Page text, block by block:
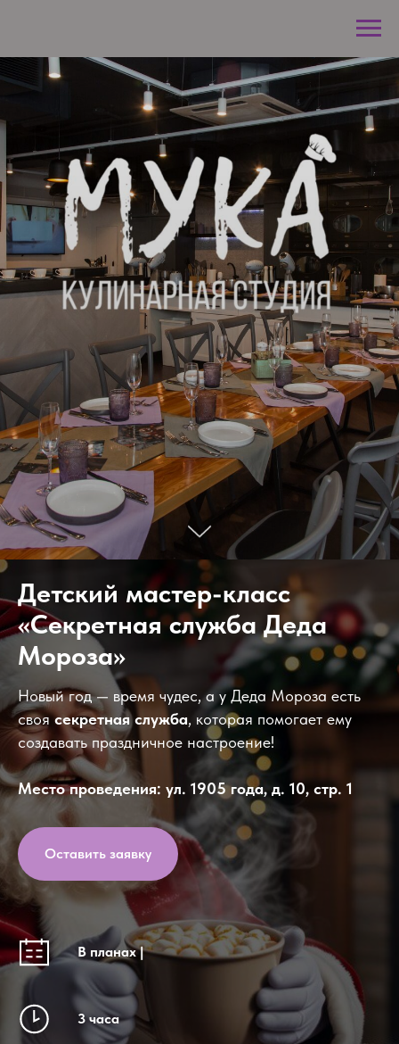
Детский мастер-класс
«Секретная служба Деда
Мороза»
Новый год — время чудес, а у Деда Мороза есть
своясекретная служба, которая помогает ему
создавать праздничное настроение!
Место проведения: ул. 1905 года, д. 10, стр. 1
Оставить заявку
В планах |
3 часа